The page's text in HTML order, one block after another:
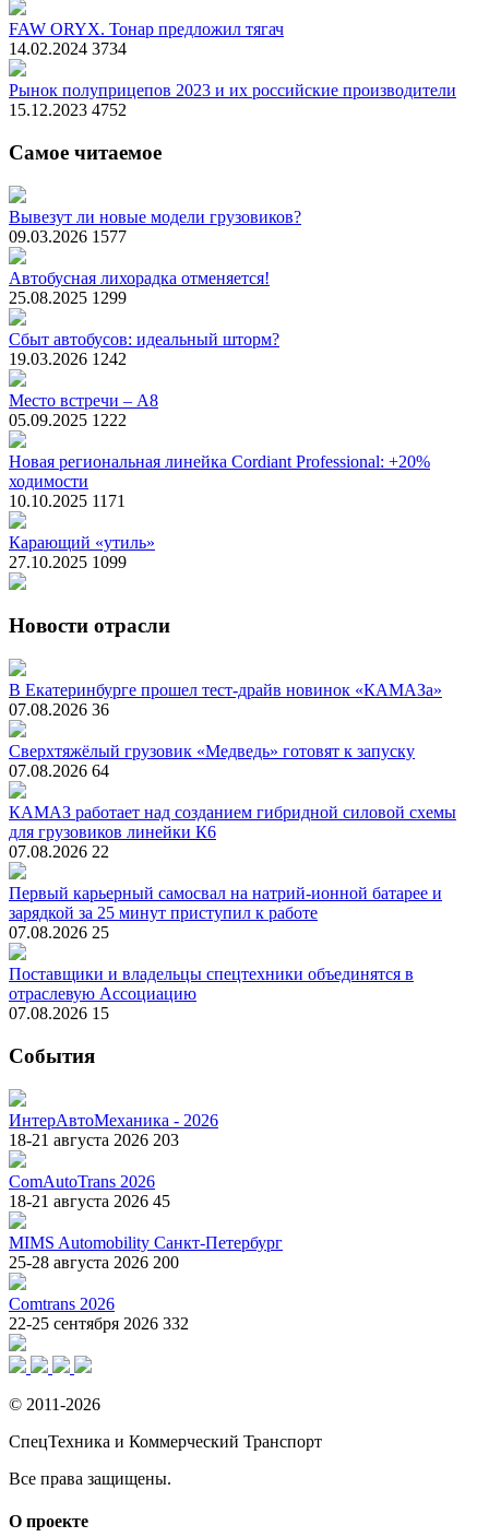
FAW ORYX. Тонар предложил тягач
14.02.2024 3734
Рынок полуприцепов 2023 и их российские производители
15.12.2023 4752
Самое читаемое
Вывезут ли новые модели грузовиков?
09.03.2026 1577
Автобусная лихорадка отменяется!
25.08.2025 1299
Сбыт автобусов: идеальный шторм?
19.03.2026 1242
Место встречи – А8
05.09.2025 1222
Новая региональная линейка Cordiant Professional: +20%
ходимости
10.10.2025 1171
Карающий «утиль»
27.10.2025 1099
Новости отрасли
В Екатеринбурге прошел тест-драйв новинок «КАМАЗа»
07.08.2026 36
Сверхтяжёлый грузовик «Медведь» готовят к запуску
07.08.2026 64
КАМАЗ работает над созданием гибридной силовой схемы
для грузовиков линейки К6
07.08.2026 22
Первый карьерный самосвал на натрий-ионной батарее и
зарядкой за 25 минут приступил к работе
07.08.2026 25
Поставщики и владельцы спецтехники объединятся в
отраслевую Ассоциацию
07.08.2026 15
События
ИнтерАвтоМеханика - 2026
18-21 августа 2026 203
ComAutoTrans 2026
18-21 августа 2026 45
MIMS Automobility Санкт-Петербург
25-28 августа 2026 200
Comtrans 2026
22-25 сентября 2026 332
© 2011-2026
СпецТехника и Коммерческий Транспорт
Все права защищены.
О проекте